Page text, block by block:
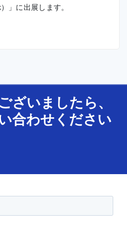
に出展します。
ざいましたら、
合わせ ください